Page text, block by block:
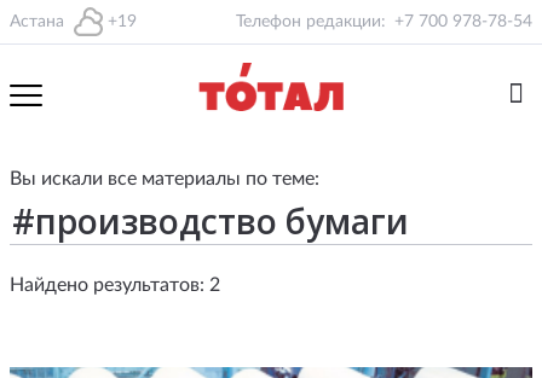
Астана +19 Телефон редакции: +7 700 978-78-54
Вы искали все материалы по теме:
Найдено результатов: 2